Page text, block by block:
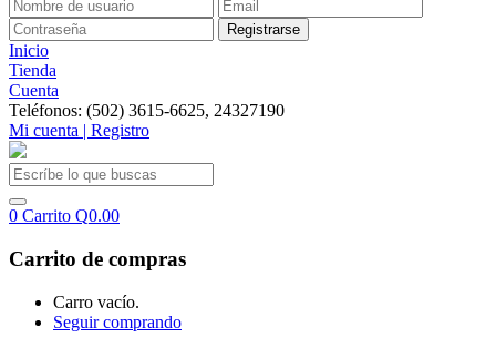
Inicio
Tienda
Cuenta
Teléfonos: (502) 3615-6625, 24327190
Mi cuenta | Registro
0 Carrito Q0.00
Carrito de compras
Carro vacío.
Seguir comprando